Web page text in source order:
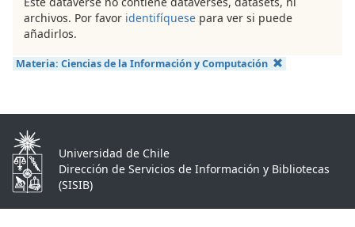
archivos. Por favor identifíquese para ver si puede
añadirlos.
Materia: Ciencias de la Información y Computación
Universidad de Chile
Dirección de Servicios de Información y Bibliotecas
(SISIB)